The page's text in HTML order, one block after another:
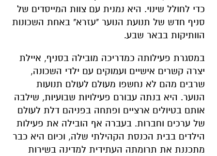
כדי לחולל שינוי. היא נמנית עם צוות המייסדים של
סניף חדש של תנועת הנוער "עזרא" באחת השכונות
הוותיקות בבאר שבע.
במסגרת פעילותה כמדריכה מובילה בסניף, איילת
יצרה קשרים אישיים ועמוקים עם ילדי השכונה,
שרבים מהם לא נחשפו מעולם לעולם תנועות
הנוער. היא בנתה עבורם פעילויות שבועיות, שילבה
אותם בטיולים ארציים ופתחה בפניהם דלת לעולם
של ערכים וחברות. בעברה אף הובילה את פעילות
הילדים בבית הכנסת הקהילתי שלה, וכיום היא כבר
מתכננת את תרומתה העתידית למדינה בשירות